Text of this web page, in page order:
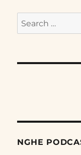
Search
for:
NGHE